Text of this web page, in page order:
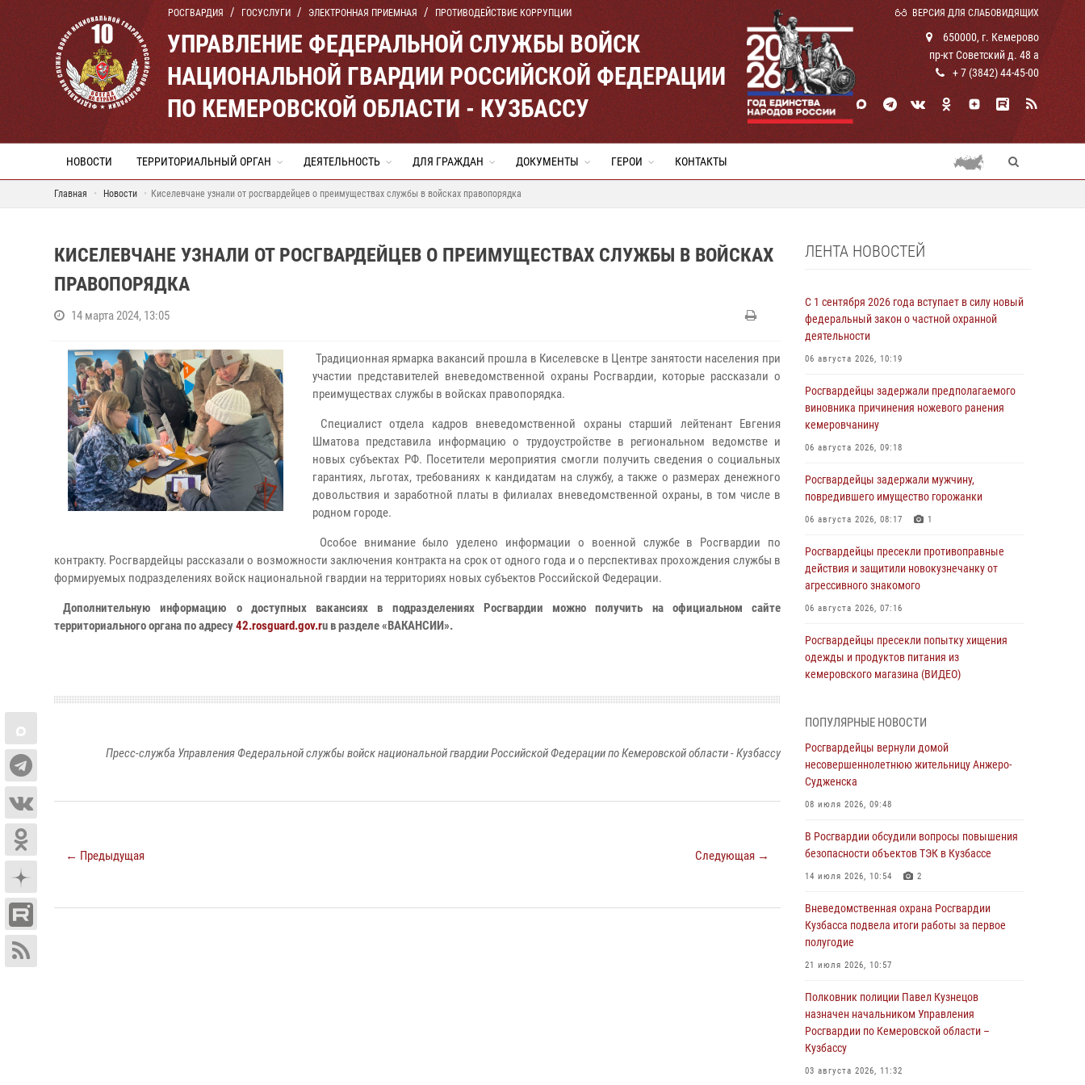
РОСГВАРДИЯ ГОСУСЛУГИ ЭЛЕКТРОННАЯ ПРИЕМНАЯ ПРОТИВОДЕЙСТВИЕ КОРРУПЦИИ ВЕРСИЯ ДЛЯ СЛАБОВИДЯЩИХ
УПРАВЛЕНИЕ ФЕДЕРАЛЬНОЙ СЛУЖБЫ ВОЙСК
НАЦИОНАЛЬНОЙ ГВАРДИИ РОССИЙСКОЙ ФЕДЕРАЦИИ
ПО КЕМЕРОВСКОЙ ОБЛАСТИ - КУЗБАССУ
650000, г. Кемерово
пр-кт Советский д. 48 а
+ 7 (3842) 44-45-00
НОВОСТИ ТЕРРИТОРИАЛЬНЫЙ ОРГАН ДЕЯТЕЛЬНОСТЬ ДЛЯ ГРАЖДАН ДОКУМЕНТЫ ГЕРОИ КОНТАКТЫ
Главная Новости Киселевчане узнали от росгвардейцев о преимуществах службы в войсках правопорядка
КИСЕЛЕВЧАНЕ УЗНАЛИ ОТ РОСГВАРДЕЙЦЕВ О ПРЕИМУЩЕСТВАХ СЛУЖБЫ В ВОЙСКАХ
ПРАВОПОРЯДКА
14 марта 2024, 13:05
Традиционная ярмарка вакансий прошла в Киселевске в Центре занятости населения при
участии представителей вневедомственной охраны Росгвардии, которые рассказали о
преимуществах службы в войсках правопорядка.
Специалист отдела кадров вневедомственной охраны старший лейтенант Евгения
Шматова представила информацию о трудоустройстве в региональном ведомстве и
новых субъектах РФ. Посетители мероприятия смогли получить сведения о социальных
гарантиях, льготах, требованиях к кандидатам на службу, а также о размерах денежного
довольствия и заработной платы в филиалах вневедомственной охраны, в том числе в
родном городе.
Особое внимание было уделено информации о военной службе в Росгвардии по
контракту. Росгвардейцы рассказали о возможности заключения контракта на срок от одного года и о перспективах прохождения службы в
формируемых подразделениях войск национальной гвардии на территориях новых субъектов Российской Федерации.
Дополнительную информацию о доступных вакансиях в подразделениях Росгвардии можно получить на официальном сайте
территориального органа по адресу42.rosguard.gov.ru в разделе «ВАКАНСИИ».
Пресс-служба Управления Федеральной службы войск национальной гвардии Российской Федерации по Кемеровской области - Кузбассу
← Предыдущая Следующая →
ЛЕНТА НОВОСТЕЙ
С 1 сентября 2026 года вступает в силу новый
федеральный закон о частной охранной
деятельности
06 августа 2026, 10:19
Росгвардейцы задержали предполагаемого
виновника причинения ножевого ранения
кемеровчанину
06 августа 2026, 09:18
Росгвардейцы задержали мужчину,
повредившего имущество горожанки
06 августа 2026, 08:17 1
Росгвардейцы пресекли противоправные
действия и защитили новокузнечанку от
агрессивного знакомого
06 августа 2026, 07:16
Росгвардейцы пресекли попытку хищения
одежды и продуктов питания из
кемеровского магазина (ВИДЕО)
В Кузбассе стартовал чемпионат Сибирского
ордена Жукова округа Росгвардии по
служебно-боевой стрельбе
05 августа 2026, 10:53
дебошира, устроившего конфликт в
медицинском учреждении
05 августа 2026, 09:30
Росгвардейцы задержали участника драки,
причинившего побои оппоненту
05 августа 2026, 08:50
общественного порядка на городском пляже
05 августа 2026, 08:10
Росгвардейцы в Юрге пресекли попытку
проникновения на территорию частного
ПОПУЛЯРНЫЕ НОВОСТИ
Росгвардейцы вернули домой
несовершеннолетнюю жительницу Анжеро-
Судженска
08 июля 2026, 09:48
В Росгвардии обсудили вопросы повышения
безопасности объектов ТЭК в Кузбассе
14 июля 2026, 10:54 2
Вневедомственная охрана Росгвардии
Кузбасса подвела итоги работы за первое
полугодие
21 июля 2026, 10:57
Полковник полиции Павел Кузнецов
назначен начальником Управления
Росгвардии по Кемеровской области –
Кузбассу
03 августа 2026, 11:32